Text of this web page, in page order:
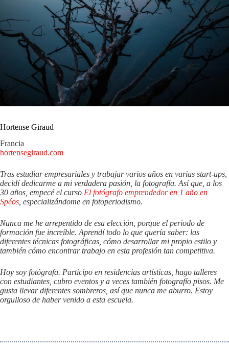
Hortense Giraud
Francia
hortensegiraud.com
Tras estudiar empresariales y trabajar varios años en varias start-ups,
decidí dedicarme a mi verdadera pasión, la fotografía. Así que, a los
30 años, empecé el curso El fotógrafo emprendedor en 1 año en
Spéos , especializándome en fotoperiodismo.
Nunca me he arrepentido de esa elección, porque el periodo de
formación fue increíble. Aprendí todo lo que quería saber: las
diferentes técnicas fotográficas, cómo desarrollar mi propio estilo y
también cómo encontrar trabajo en esta profesión tan competitiva.
Hoy soy fotógrafa. Participo en residencias artísticas, hago talleres
con estudiantes, cubro eventos y a veces también fotografío pisos. Me
gusta llevar diferentes sombreros, así que nunca me aburro. Estoy
orgulloso de haber venido a esta escuela.